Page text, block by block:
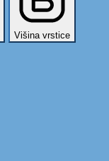
Višina vrstice